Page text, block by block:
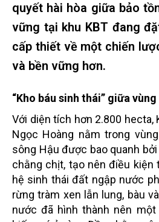
quyết hài hòa giữa bảo
vững tại khu KBT đang
cấp thiết về một chiến
và bền vững hơn.
“Kho báu sinh thái” giữa
Với diện tích hơn 2.800 hecta,
Ngọc Hoàng nằm trong
sông Hậu được bao quanh
chằng chịt, tạo nên điều
hệ sinh thái đất ngập nước
rừng tràm xen lẫn lung, bàu
nước đã hình thành nên